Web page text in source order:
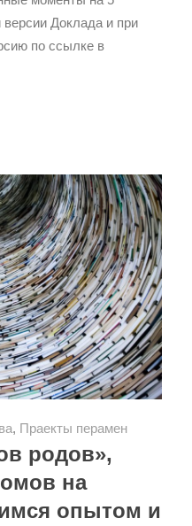
Доклада и при
по ссылке в
, Праекты перамен
родов»,
на
опытом и